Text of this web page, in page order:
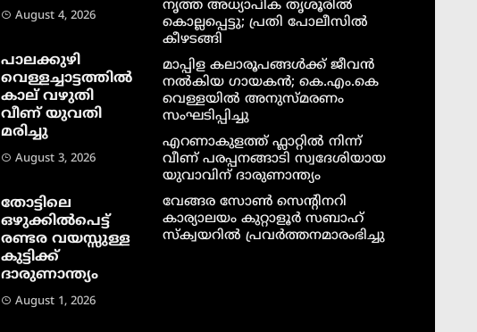
August 4, 2026
പാലക്കുഴി
വെള്ളച്ചാട്ടത്തില്‍
കാല് വഴുതി
വീണ് യുവതി
മരിച്ചു
August 3, 2026
തോട്ടിലെ
ഒഴുക്കിൽപെട്ട്
രണ്ടര വയസ്സുള്ള
കുട്ടിക്ക്
ദാരുണാന്ത്യം
August 1, 2026
നൃത്ത അധ്യാപിക തൃശൂരിൽ
കൊല്ലപ്പെട്ടു; പ്രതി പോലീസിൽ
കീഴടങ്ങി
മാപ്പിള കലാരൂപങ്ങൾക്ക് ജീവൻ
നൽകിയ ഗായകൻ; കെ.എം.കെ
വെള്ളയിൽ അനുസ്മരണം
സംഘടിപ്പിച്ചു
എറണാകുളത്ത് ഫ്ലാറ്റിൽ നിന്ന്
വീണ് പരപ്പനങ്ങാടി സ്വദേശിയായ
യുവാവിന് ദാരുണാന്ത്യം
വേങ്ങര സോൺ സെൻ്റിനറി
കാര്യാലയം കുറ്റാളൂർ സബാഹ്
സ്ക്വയറിൽ പ്രവർത്തനമാരംഭിച്ചു